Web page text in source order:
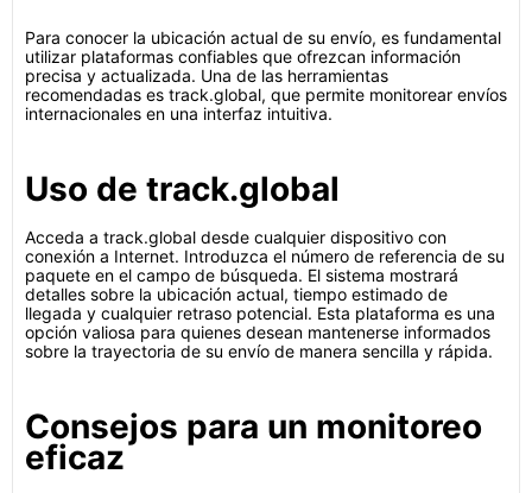
Para conocer la ubicación actual de su envío, es fundamental
utilizar plataformas confiables que ofrezcan información
precisa y actualizada. Una de las herramientas
recomendadas es track.global, que permite monitorear envíos
internacionales en una interfaz intuitiva.
Uso de track.global
Acceda a track.global desde cualquier dispositivo con
conexión a Internet. Introduzca el número de referencia de su
paquete en el campo de búsqueda. El sistema mostrará
detalles sobre la ubicación actual, tiempo estimado de
llegada y cualquier retraso potencial. Esta plataforma es una
opción valiosa para quienes desean mantenerse informados
sobre la trayectoria de su envío de manera sencilla y rápida.
Consejos para un monitoreo
eficaz